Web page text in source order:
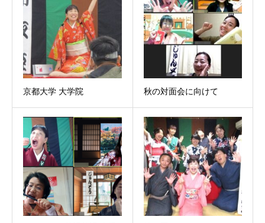
京都大学 大学院 秋の対面会に向けて